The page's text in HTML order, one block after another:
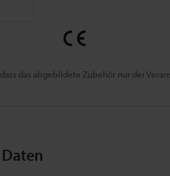
das abgebildete Zubehör nur der